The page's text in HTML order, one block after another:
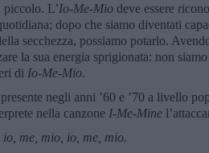
piccolo. L’Io-Me-Mio deve essere
dopo che siamo diventati
secchezza, possiamo potarlo.
la sua energia sprigionata: non
di Io-Me-Mio.
negli anni ’60 e ’70 a livello
nella canzone I-Me-Mine
me, mio, io, me, mio.